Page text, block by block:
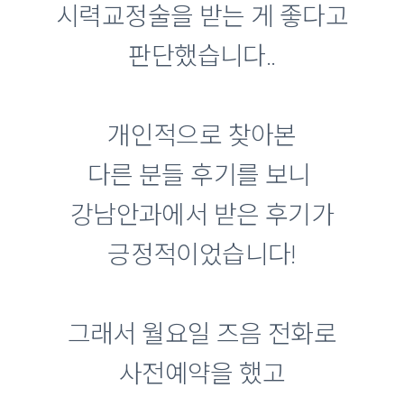
시력교정술을 받는 게 좋다고
판단했습니다..
개인적으로 찾아본
다른 분들 후기를 보니
강남안과에서 받은 후기가
긍정적이었습니다!
그래서 월요일 즈음 전화로
사전예약을 했고